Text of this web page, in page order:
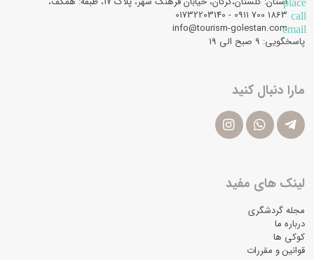
place
call
email
info@tourism-golestan.com
پاسخگویی: ۹ صبح الی 19
مارا دنبال کنید
لینک های مفید
مجله گردشگری
درباره ما
کوکی ها
قوانین و مقررات